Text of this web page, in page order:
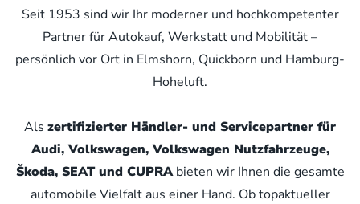
Seit 1953 sind wir Ihr moderner und hochkompetenter
Partner für Autokauf, Werkstatt und Mobilität –
persönlich vor Ort in Elmshorn, Quickborn und Hamburg-
Hoheluft.
Als zertifizierter Händler- und Servicepartner für
Audi, Volkswagen, Volkswagen Nutzfahrzeuge,
Škoda, SEAT und CUPRAbieten wir Ihnen die gesamte
automobile Vielfalt aus einer Hand. Ob topaktueller